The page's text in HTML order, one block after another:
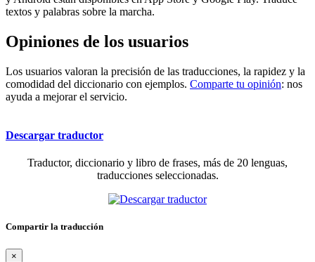
textos y palabras sobre la marcha.
Opiniones de los usuarios
Los usuarios valoran la precisión de las traducciones, la rapidez y la
comodidad del diccionario con ejemplos. Comparte tu opinión: nos
ayuda a mejorar el servicio.
Descargar traductor
Traductor, diccionario y libro de frases, más de 20 lenguas,
traducciones seleccionadas.
Compartir la traducción
×